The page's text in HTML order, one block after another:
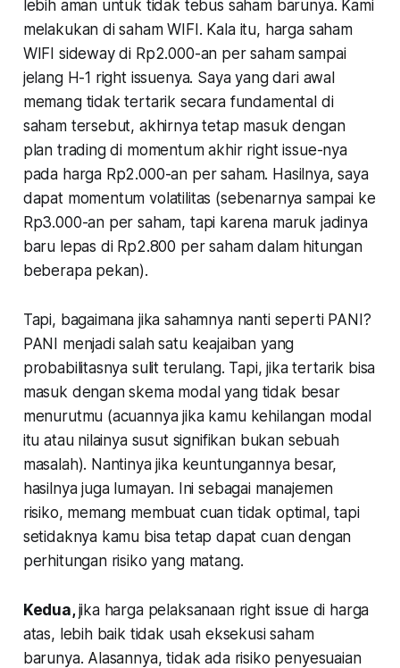
lebih aman untuk tidak tebus saham barunya. Kami
melakukan di saham WIFI. Kala itu, harga saham
WIFI sideway di Rp2.000-an per saham sampai
jelang H-1 right issuenya. Saya yang dari awal
memang tidak tertarik secara fundamental di
saham tersebut, akhirnya tetap masuk dengan
plan trading di momentum akhir right issue-nya
pada harga Rp2.000-an per saham. Hasilnya, saya
dapat momentum volatilitas (sebenarnya sampai ke
Rp3.000-an per saham, tapi karena maruk jadinya
baru lepas di Rp2.800 per saham dalam hitungan
beberapa pekan).
Tapi, bagaimana jika sahamnya nanti seperti PANI?
PANI menjadi salah satu keajaiban yang
probabilitasnya sulit terulang. Tapi, jika tertarik bisa
masuk dengan skema modal yang tidak besar
menurutmu (acuannya jika kamu kehilangan modal
itu atau nilainya susut signifikan bukan sebuah
masalah). Nantinya jika keuntungannya besar,
hasilnya juga lumayan. Ini sebagai manajemen
risiko, memang membuat cuan tidak optimal, tapi
setidaknya kamu bisa tetap dapat cuan dengan
perhitungan risiko yang matang.
Kedua,jika harga pelaksanaan right issue di harga
atas, lebih baik tidak usah eksekusi saham
barunya. Alasannya, tidak ada risiko penyesuaian